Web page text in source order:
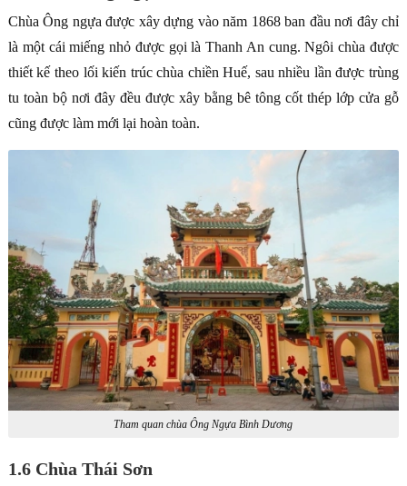
Chùa Ông ngựa được xây dựng vào năm 1868 ban đầu nơi đây chỉ
là một cái miếng nhỏ được gọi là Thanh An cung. Ngôi chùa được
thiết kế theo lối kiến trúc chùa chiền Huế, sau nhiều lần được trùng
tu toàn bộ nơi đây đều được xây bằng bê tông cốt thép lớp cửa gỗ
cũng được làm mới lại hoàn toàn.
Tham quan chùa Ông Ngựa Bình Dương
1.6 Chùa Thái Sơn